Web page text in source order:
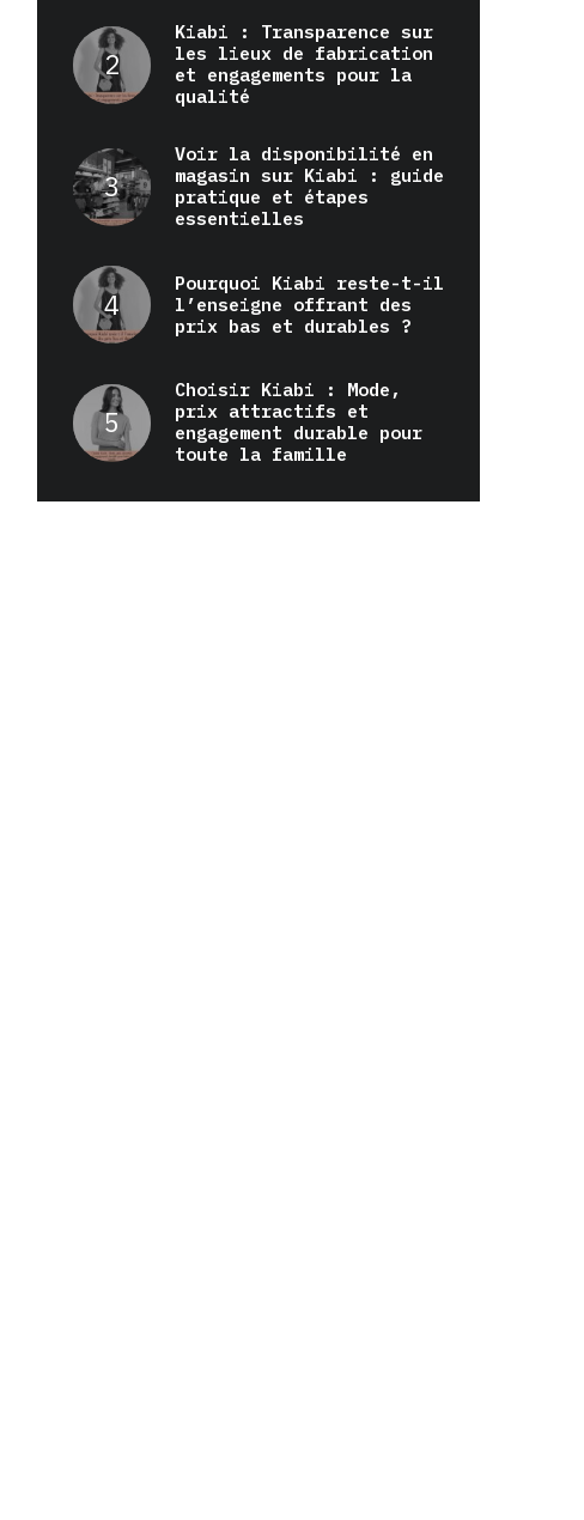
Kiabi : Transparence sur
les lieux de fabrication
et engagements pour la
qualité
Voir la disponibilité en
magasin sur Kiabi : guide
pratique et étapes
essentielles
Pourquoi Kiabi reste-t-il
l’enseigne offrant des
prix bas et durables ?
Choisir Kiabi : Mode,
prix attractifs et
engagement durable pour
toute la famille